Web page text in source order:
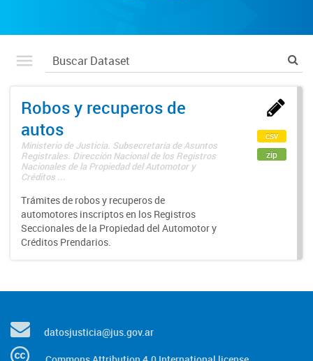
Robos y recuperos de
autos
Ministerio de Justicia. Subsecretaría de Asuntos
Registrales. Dirección Nacional de los Registros
Nacionales de la Propiedad del Automotor y
Créditos ...
Trámites de robos y recuperos de
automotores inscriptos en los Registros
Seccionales de la Propiedad del Automotor y
Créditos Prendarios.
csv
zip
datosjusticia@jus.gov.ar